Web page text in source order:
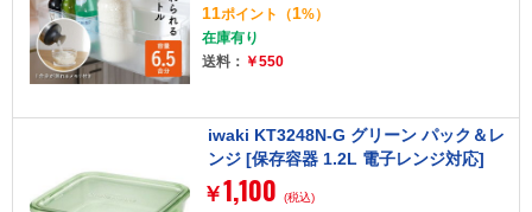
11ポイント （1%）
在庫有り
送料： ￥550
iwaki KT3248N-G グリーン パック＆レ
ンジ [保存容器 1.2L 電子レンジ対応]
￥1,100 (税込)